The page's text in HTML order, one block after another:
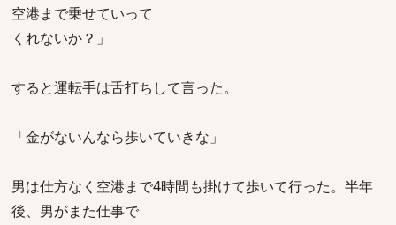
空港まで乗せていって
くれないか？」
すると運転手は舌打ちして言った。
「金がないんなら歩いていきな」
男は仕方なく空港まで4時間も掛けて歩いて行った。半年
後、男がまた仕事で